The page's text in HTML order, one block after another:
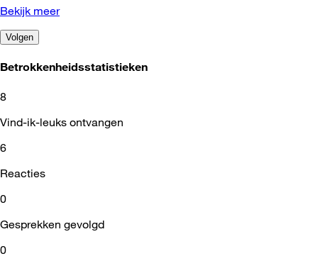
Bekijk meer
Volgen
Betrokkenheidsstatistieken
8
Vind-ik-leuks ontvangen
6
Reacties
0
Gesprekken gevolgd
0